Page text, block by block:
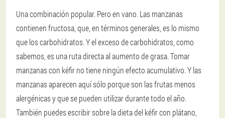
Una combinación popular. Pero en vano. Las manzanas
contienen fructosa, que, en términos generales, es lo mismo
que los carbohidratos. Y el exceso de carbohidratos, como
sabemos, es una ruta directa al aumento de grasa. Tomar
manzanas con kéfir no tiene ningún efecto acumulativo. Y las
manzanas aparecen aquí sólo porque son las frutas menos
alergénicas y que se pueden utilizar durante todo el año.
También puedes escribir sobre la dieta del kéfir con plátano,